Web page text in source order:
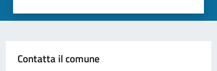
Contatta il comune